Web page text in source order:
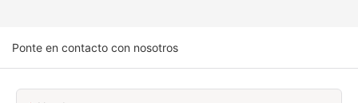
Ponte en contacto con nosotros